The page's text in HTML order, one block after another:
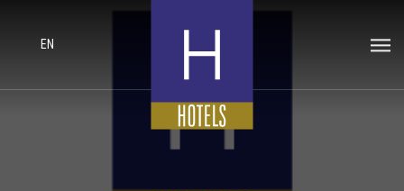
EN